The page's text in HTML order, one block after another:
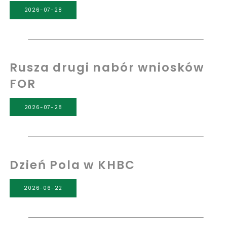
2026-07-28
Rusza drugi nabór wniosków
FOR
2026-07-28
Dzień Pola w KHBC
2026-06-22